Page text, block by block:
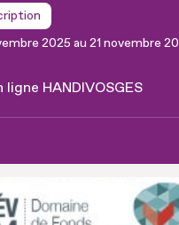
2025 au 21 novembre
ligne HANDIVOSGES